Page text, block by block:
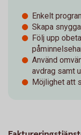
Enkelt
Skapa
Följ upp
Använd
avdrag samt
Möjlighet att